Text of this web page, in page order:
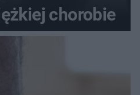
chorobie